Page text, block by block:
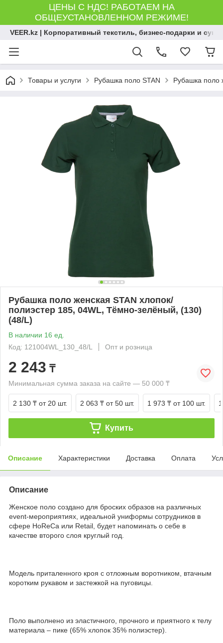
ЦЕНЫ С НДС! РАБОТАЕМ НА
ОБЩЕУСТАНОВЛЕННОМ РЕЖИМЕ!
VEER.kz | Корпоративный текстиль, бизнес-подарки и
Товары и услуги Рубашка поло STAN Рубашка поло
Рубашка поло женская STAN хлопок/
полиэстер 185, 04WL, Тёмно-зелёный, (130)
(48/L)
В наличии 16 ед.
Код: 121004WL_130_48/L
Опт и розница
2 243 ₸
Минимальная сумма заказа на сайте — 50 000 ₸
2 130 ₸ от 20 шт. 2 063 ₸ от 50 шт. 1 973 ₸ от 100 шт.
Купить
Описание Характеристики Доставка Оплата
Описание
Женское поло создано для броских образов на различных
event-мероприятиях, идеальной униформы сотрудников в
сфере HoReCa или Retail, будет напоминать о себе в
качестве второго слоя круглый год.
Модель приталенного кроя с отложным воротником, втачным
коротким рукавом и застежкой на пуговицы.
Поло выполнено из эластичного, прочного и приятного к телу
материала – пике (65% хлопок 35% полиэстер).